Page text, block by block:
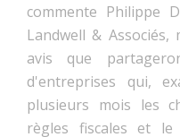
commente Philippe
Landwell &
avis que
d'entreprises qui,
plusieurs mois les
règles fiscales et le